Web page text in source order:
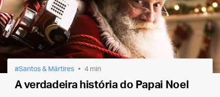
Santos & Mártires 4 min
A verdadeira história do Papai Noel